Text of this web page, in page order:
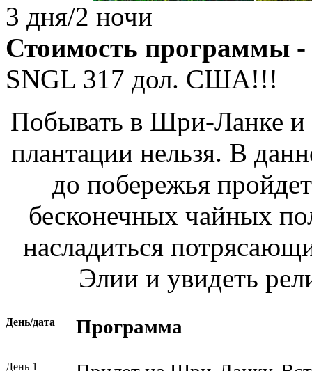
3 дня/2 ночи
Стоимость программы -
SNGL 317 дол. США!!!
Побывать в Шри-Ланке и
плантации нельзя. В
до побережья
бесконечных чайных
насладиться
Элии и увидеть
День/дата Программа
День 1